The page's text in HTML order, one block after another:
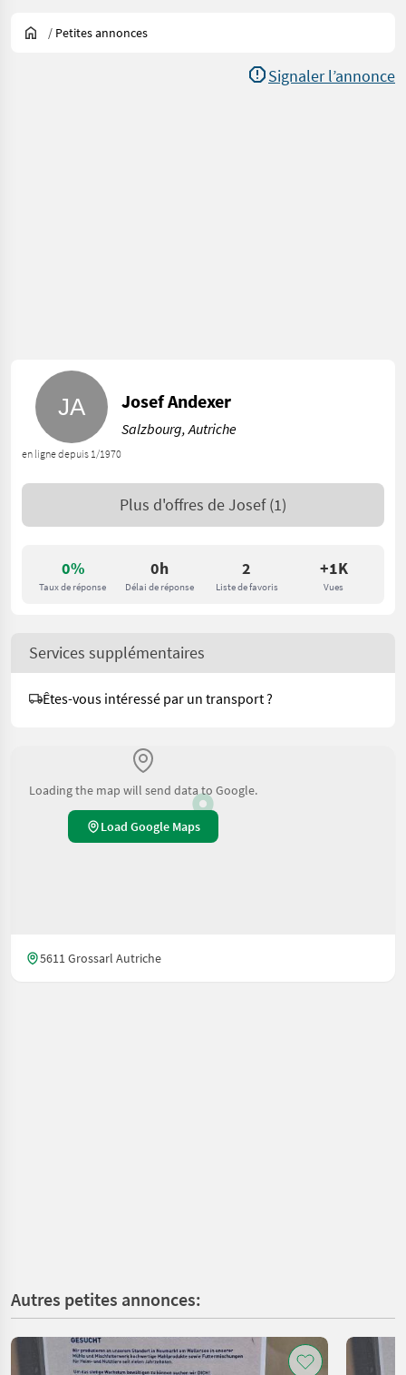
/ Petites annonces
Signaler l’annonce
0%
Taux de réponse
0h
Délai de réponse
2
Liste de favoris
+1K
Vues
en ligne depuis 1/1970
Josef Andexer
Salzbourg, Autriche
Plus d'offres deJosef (1)
Services supplémentaires
Êtes-vous intéressé par un transport ?
Loading the map will send data to Google.
Load Google Maps
5611 Grossarl Autriche
Autres petites annonces: